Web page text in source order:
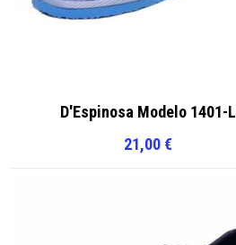
D'Espinosa Modelo 1401-L
21,00€